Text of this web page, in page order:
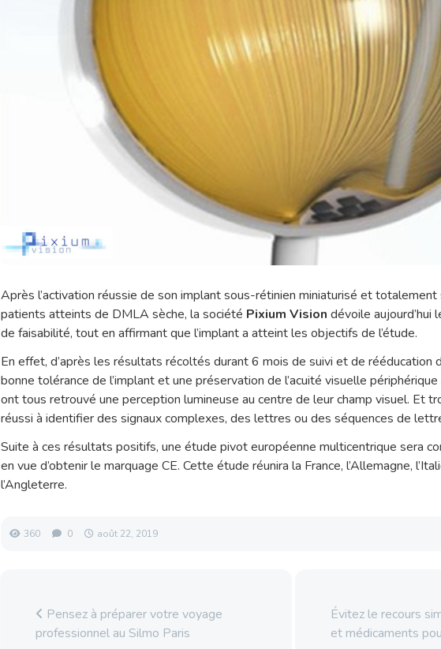
Après l’activation réussie de son implant sous-rétinien miniaturisé et totalement
patients atteints de DMLA sèche, la société Pixium Vision dévoile
de faisabilité, tout en affirmant que l’implant a atteint les objectifs de l’étude.
En effet, d’après les résultats récoltés durant 6 mois de suivi et de rééducation
bonne tolérance de l’implant et une préservation de l’acuité visuelle
ont tous retrouvé une perception lumineuse au centre de leur champ visuel. Et
réussi à identifier des signaux complexes, des lettres ou des séquences de
Suite à ces résultats positifs, une étude pivot européenne multicentrique sera
en vue d’obtenir le marquage CE. Cette étude réunira la France, l’Allemagne,
l’Angleterre.
360 0 août 22, 2019
Pensez à préparer votre voyage
professionnel au Silmo Paris
Évitez le recours
et médicaments